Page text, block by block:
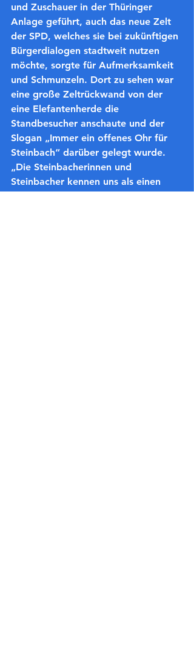
und Zuschauer in der Thüringer
Anlage geführt, auch das neue Zelt
der SPD, welches sie bei zukünftigen
Bürgerdialogen stadtweit nutzen
möchte, sorgte für Aufmerksamkeit
und Schmunzeln. Dort zu sehen war
eine große Zeltrückwand von der
eine Elefantenherde die
Standbesucher anschaute und der
Slogan „Immer ein offenes Ohr für
Steinbach“ darüber gelegt wurde.
„Die Steinbacherinnen und
Steinbacher kennen uns als einen